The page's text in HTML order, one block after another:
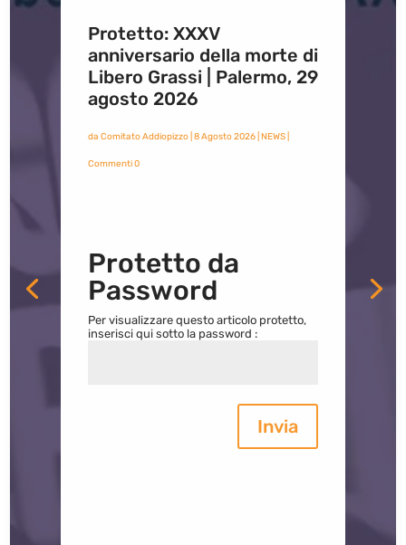
Protetto: XXXV
anniversario della morte di
Libero Grassi | Palermo, 29
agosto 2026
da Comitato Addiopizzo| 8 Agosto 2026| NEWS|
Commenti 0
Protetto da
Password
Per visualizzare questo articolo protetto,
inserisci qui sotto la password :
Invia